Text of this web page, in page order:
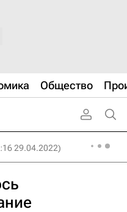
Общество
29.04.2022)